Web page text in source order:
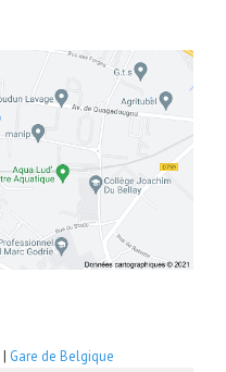
| Gare de Belgique